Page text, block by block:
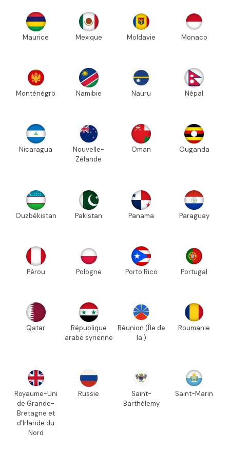
Maurice Mexique Moldavie Monaco
Monténégro Namibie Nauru Népal
Nicaragua
Nouvelle-
Zélande
Oman Ouganda
Ouzbékistan Pakistan Panama Paraguay
Pérou Pologne Porto Rico Portugal
Qatar
République
arabe syrienne
Réunion (Île de
la )
Roumanie
Royaume-Uni
de Grande-
Bretagne et
d'Irlande du
Nord
Russie
Saint-
Barthélemy
Saint-Marin